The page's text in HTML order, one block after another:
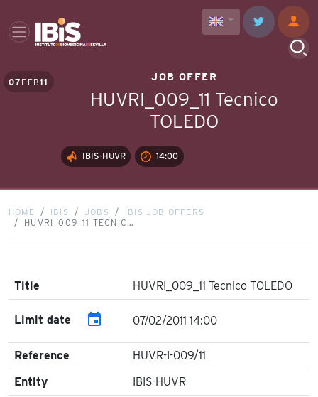
07 FEB11 JOB OFFER
HUVRI_009_11 Tecnico
TOLEDO
IBIS-HUVR 14:00
HOME IBIS JOBS
IBIS JOB OFFERS
HUVRI_009_11 TECNIC…
Title HUVRI_009_11 Tecnico TOLEDO
Limit date event 07/02/2011 14:00
Reference
HUVR-I-009/11
Entity
IBIS-HUVR